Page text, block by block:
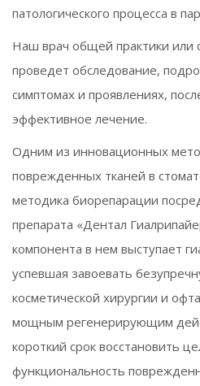
патологического процесса в
Наш врач общей практики или
проведет обследование,
симптомах и проявлениях,
эффективное лечение.
Одним из инновационных
поврежденных тканей в
методика биорепарации
препарата «Дентал
компонента в нем выступает
успевшая завоевать
косметической хирургии и
мощным регенерирующим
короткий срок восстановить
функциональность